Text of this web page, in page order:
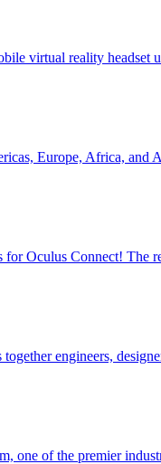
virtual reality headset
Europe, Africa, and
Oculus Connect! The
engineers,
one of the premier